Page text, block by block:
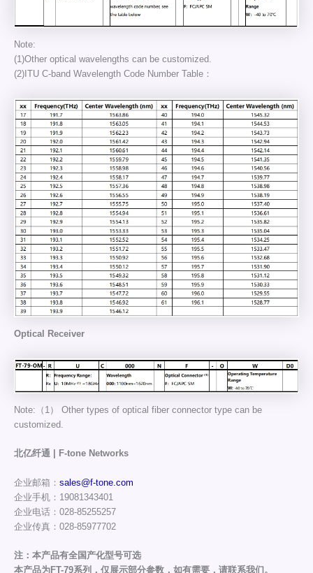
Note:
(1)Other optical wavelengths can be customized.
(2)ITU C-band Wavelength Code Number Table：
Optical Receiver
Note:（1） Other types of optical fiber connector type can be
customized.
北亿纤通 | F-tone Networks
企业邮箱： sales@f-tone.com
企业手机：19081343401
企业电话：028-85255257
企业传真：028-85977702
注：本产品有全国产化型号可选
本产品为FT-79系列，仅展示部分参数，如有需要，请联系我们。